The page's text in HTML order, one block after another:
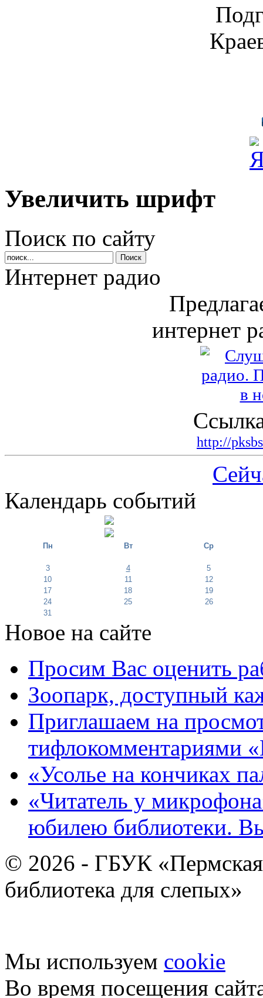
Увеличить шрифт
Поиск по сайту
Интернет радио
интернет
http://
Календарь событий
Пн Вт Ср
3 4
5
10
11
12
17
18
19
24
25
26
31
Новое на сайте
Просим Вас оценить
Зоопарк, доступный
Приглашаем на
тифлокомментариями
«Усолье на кончиках
«Читатель у
юбилею библиотеки.
© 2026 - ГБУК «Пермская
библиотека для слепых»
Мы используем cookie
Во время посещения